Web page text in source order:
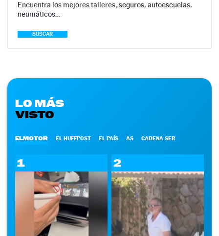
Encuentra los mejores talleres, seguros, autoescuelas,
neumáticos…
BUSCAR
LO MÁS
VISTO
ELMOTOR EL HUFFPOST EL PAÍS AS CADENA SER
1 2